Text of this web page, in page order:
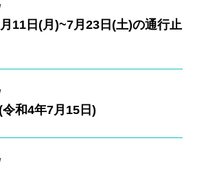
11日(月)~7月23日(土)の通行止
和4年7月15日)